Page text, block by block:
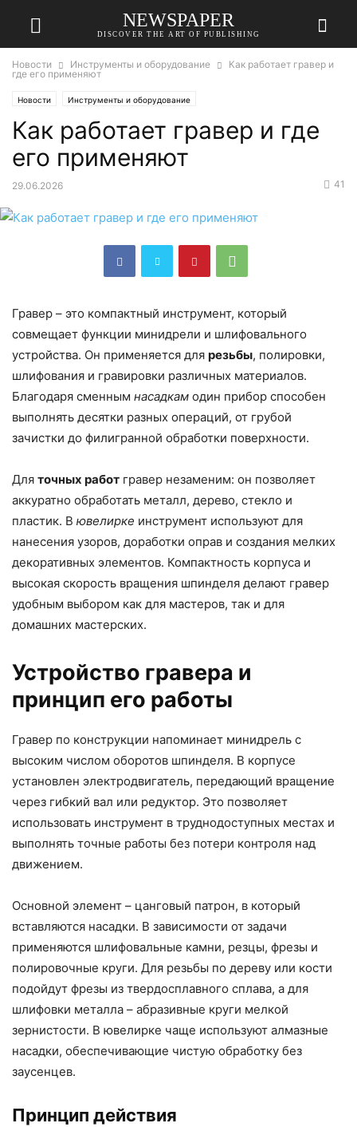
NEWSPAPER
DISCOVER THE ART OF PUBLISHING
Новости Инструменты и оборудование
Как работает гравер и
где его применяют
Новости Инструменты и оборудование
Как работает гравер и где
его применяют
29.06.2026 41
Гравер – это компактный инструмент, который
совмещает функции минидрели и шлифовального
устройства. Он применяется для резьбы, полировки,
шлифования и гравировки различных материалов.
Благодаря сменным насадкам один прибор способен
выполнять десятки разных операций, от грубой
зачистки до филигранной обработки поверхности.
Для точных работ гравер незаменим: он позволяет
аккуратно обработать металл, дерево, стекло и
пластик. В ювелирке инструмент используют для
нанесения узоров, доработки оправ и создания мелких
декоративных элементов. Компактность корпуса и
высокая скорость вращения шпинделя делают гравер
удобным выбором как для мастеров, так и для
домашних мастерских.
Устройство гравера и
принцип его работы
Гравер по конструкции напоминает минидрель с
высоким числом оборотов шпинделя. В корпусе
установлен электродвигатель, передающий вращение
через гибкий вал или редуктор. Это позволяет
использовать инструмент в труднодоступных местах и
выполнять точные работы без потери контроля над
движением.
Основной элемент – цанговый патрон, в который
вставляются насадки. В зависимости от задачи
применяются шлифовальные камни, резцы, фрезы и
полировочные круги. Для резьбы по дереву или кости
подойдут фрезы из твердосплавного сплава, а для
шлифовки металла – абразивные круги мелкой
зернистости. В ювелирке чаще используют алмазные
насадки, обеспечивающие чистую обработку без
заусенцев.
Принцип действия